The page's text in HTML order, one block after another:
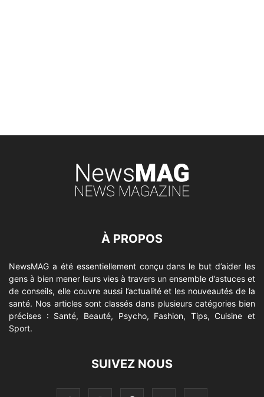
À PROPOS
NewsMAG a été essentiellement conçu dans le but d’aider les
gens à bien mener leurs vies à travers un ensemble d’astuces et
de conseils, elle couvre aussi l’actualité et les nouveautés de la
santé. Nos articles sont classés dans plusieurs catégories bien
précises : Santé, Beauté, Psycho, Fashion, Tips, Cuisine et
Sport.
SUIVEZ NOUS